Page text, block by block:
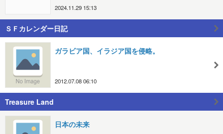
2024.11.29 15:13
ＳＦカレンダー日記
ガラビア国、イラジア国を侵略。
2012.07.08 06:10
Treasure Land
日本の未来